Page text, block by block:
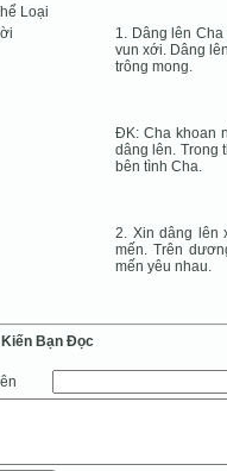
Loại
1. Dâng lên
vun xới. Dâng
trông mong.
ÐK: Cha khoan
dâng lên. Trong
bên tình Cha.
2. Xin dâng lên
mến. Trên
mến yêu nhau.
Kiến Bạn Ðọc